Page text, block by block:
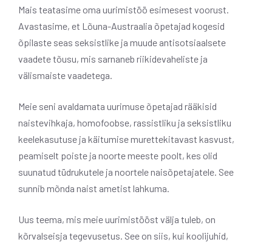
Mais teatasime oma uurimistöö esimesest voorust.
Avastasime, et Lõuna-Austraalia õpetajad kogesid
õpilaste seas seksistlike ja muude antisotsiaalsete
vaadete tõusu, mis sarnaneb riikidevaheliste ja
välismaiste vaadetega.
Meie seni avaldamata uurimuse õpetajad rääkisid
naistevihkaja, homofoobse, rassistliku ja seksistliku
keelekasutuse ja käitumise murettekitavast kasvust,
peamiselt poiste ja noorte meeste poolt, kes olid
suunatud tüdrukutele ja noortele naisõpetajatele. See
sunnib mõnda naist ametist lahkuma.
Uus teema, mis meie uurimistööst välja tuleb, on
kõrvalseisja tegevusetus. See on siis, kui koolijuhid,